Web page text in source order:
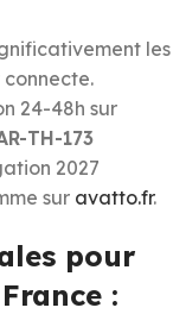
les
24-48h sur
TH-173
2027
sur avatto.fr.
pour
: